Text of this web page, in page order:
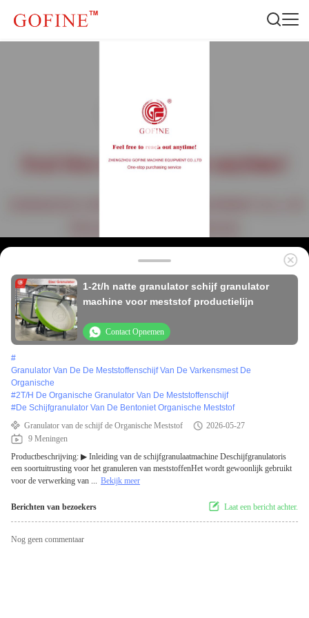
1-2t/h natte granulator schijf granulator
machine voor meststof productielijn
Contact Opnemen
#
Granulator Van De De Meststoffenschijf Van De Varkensmest De
Organische
#2T/H De Organische Granulator Van De Meststoffenschijf
#De Schijfgranulator Van De Bentoniet Organische Meststof
Granulator van de schijf de Organische Meststof
2026-05-27
9 Meningen
Productbeschrijving: ▶ Inleiding van de schijfgranulaatmachine Deschijfgranulatoris
een soortuitrusting voor het granuleren van meststoffenHet wordt gewoonlijk gebruikt
voor de verwerking van ... Bekijk meer
Berichten van bezoekers Laat een bericht achter.
Nog geen commentaar